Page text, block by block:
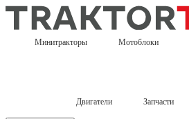
Минитракторы Мотоблоки
Двигатели Запчасти